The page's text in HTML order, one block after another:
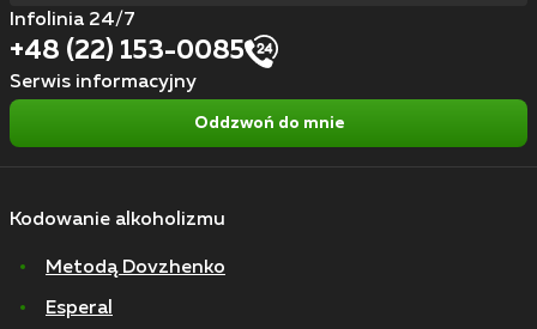
Kodowanie alkoholizmu
Metodą Dovzhenko
Esperal
Infolinia 24/7
+48 (22) 153-0085
Serwis informacyjny
Oddzwoń do mnie